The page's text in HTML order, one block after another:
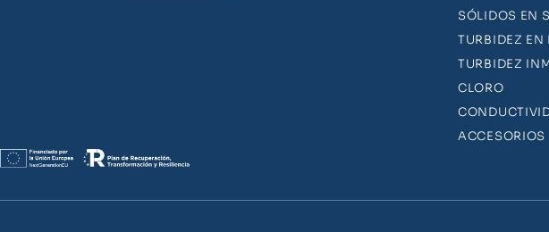
SÓLIDOS EN
TURBIDEZ EN
TURBIDEZ
CLORO
ACCESORIOS